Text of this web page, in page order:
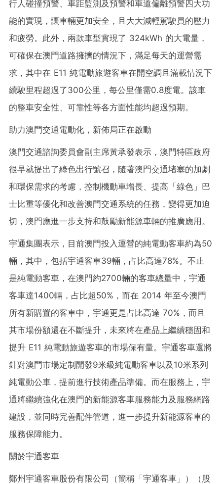
行人碰撞預警、車距監測及預警和車道偏離預警四大功
能的實現，讓車輛更加安全，且大大減輕駕駛員的壓力
和疲勞。此外，兩款車型實現了 324kWh 的大電量，
可確保在澳門道路擁擠的情況下，滿足每天的運營需
求，其中在 E11 純電動旅遊客車在開空調且滿載情況下
續駛里程超過了300公里，每公里僅需0.8度電。該車
的整車安全性、可靠性等各方面性能均超過預期。
助力澳門交通電動化，新佈局正在啟動
澳門交通諮詢委員會副主席黃承發表示，澳門特區政府
很早就提出了綠色出行號召，隨著澳門交通堵塞的加劇
和環保需求的考慮，控制機動車增長、提高 「綠色 」 巴
士比重等優化和改善澳門交通系統的任務，變得更加迫
切，澳門應進一步支持和鼓勵新能源車輛的推廣應用。
宇通集團表示，目前澳門投入運營的純電動客車約為50
輛，其中，包括宇通客車39輛，占比高達78%。不止
是純電動客車，在澳門約2700輛的客車總量中，宇通
客車達1400輛，占比超50%，而在 2014 年至今澳門
所有新購置的客車中，宇通更是占比高達 70%，而且
其市場份額還在不斷提升，未來將在產品上繼續穩固和
提升 E11 純電動旅遊客車的市場保有量。 宇通客車還將
針對澳門市場定制開發9米級純電動客車以及10米系列
純電動公車，提前進行技術產品準備。而在服務上，宇
通將繼續強化在澳門的新能源客車服務能力及服務網路
建設，並同時完善配件管道，進一步提升新能源客車的
服務保障能力。
關於宇通客車
鄭州宇通客車股份有限公司（簡稱 「宇通客車 」 ）
（股